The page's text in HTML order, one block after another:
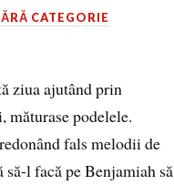
CATEGORIE
ziua ajutând prin
măturase pode­lele.
fals melodii de
l facă pe Benjamiah să